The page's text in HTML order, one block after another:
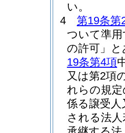
い。
4
第19条第
ついて準
の許可」
19条第4項
又は第2項
れらの規
係る譲受
される法